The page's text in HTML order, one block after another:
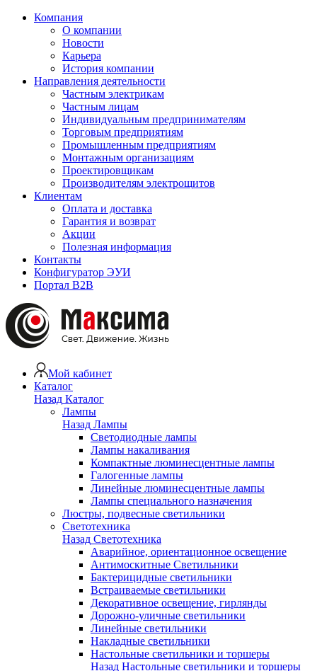
Компания
О компании
Новости
Карьера
История компании
Направления деятельности
Частным электрикам
Частным лицам
Индивидуальным предпринимателям
Торговым предприятиям
Промышленным предприятиям
Монтажным организациям
Проектировщикам
Производителям электрощитов
Клиентам
Оплата и доставка
Гарантия и возврат
Акции
Полезная информация
Контакты
Конфигуратор ЭУИ
Портал B2B
Мой кабинет
Каталог
Назад Каталог
Лампы
Назад Лампы
Светодиодные лампы
Лампы накаливания
Компактные люминесцентные лампы
Галогенные лампы
Линейные люминесцентные лампы
Лампы специального назначения
Люстры, подвесные светильники
Светотехника
Назад Светотехника
Аварийное, ориентационное освещение
Антимоскитные Светильники
Бактерицидные светильники
Встраиваемые светильники
Декоративное освещение, гирлянды
Дорожно-уличные светильники
Линейные светильники
Накладные светильники
Настольные светильники и торшеры
Назад Настольные светильники и торшеры